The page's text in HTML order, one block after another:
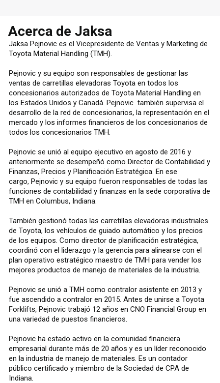
Acerca de Jaksa
Jaksa Pejnovic es el Vicepresidente de Ventas y Marketing de
Toyota Material Handling (TMH).
Pejnovic y su equipo son responsables de gestionar las
ventas de carretillas elevadoras Toyota en todos los
concesionarios autorizados de Toyota Material Handling en
los Estados Unidos y Canadá. Pejnovic también supervisa el
desarrollo de la red de concesionarios, la representación en el
mercado y los informes financieros de los concesionarios de
todos los concesionarios TMH.
Pejnovic se unió al equipo ejecutivo en agosto de 2016 y
anteriormente se desempeñó como Director de Contabilidad y
Finanzas, Precios y Planificación Estratégica. En ese
cargo, Pejnovic y su equipo fueron responsables de todas las
funciones de contabilidad y finanzas en la sede corporativa de
TMH en Columbus, Indiana.
También gestionó todas las carretillas elevadoras industriales
de Toyota, los vehículos de guiado automático y los precios
de los equipos. Como director de planificación estratégica,
coordinó con el liderazgo y la gerencia para alinearse con el
plan operativo estratégico maestro de TMH para vender los
mejores productos de manejo de materiales de la industria.
Pejnovic se unió a TMH como contralor asistente en 2013 y
fue ascendido a contralor en 2015. Antes de unirse a Toyota
Forklifts, Pejnovic trabajó 12 años en CNO Financial Group en
una variedad de puestos financieros.
Pejnovic ha estado activo en la comunidad financiera
empresarial durante más de 20 años y es un líder reconocido
en la industria de manejo de materiales. Es un contador
público certificado y miembro de la Sociedad de CPA de
Indiana.